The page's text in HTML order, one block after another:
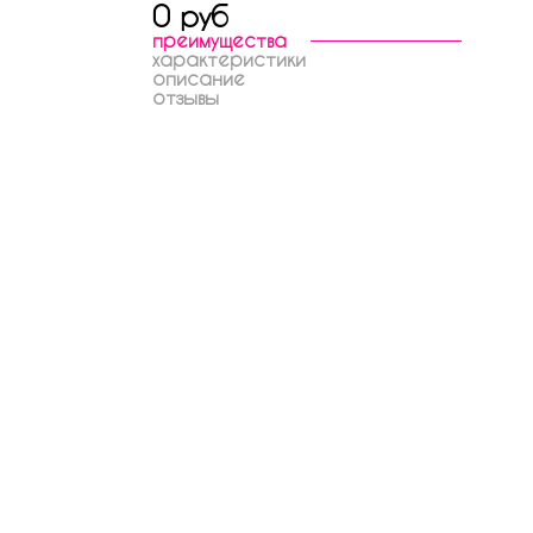
0 руб
преимущества
характеристики
описание
отзывы